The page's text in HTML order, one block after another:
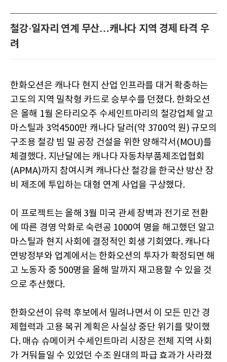
철강·일자리 연계 무산…캐나다 지역 경제 타격 우
려
한화오션은 캐나다 현지 산업 인프라를 대거 확충하는
고도의 지역 밀착형 카드로 승부수를 던졌다. 한화오션
은 올해 1월 온타리오주 수세인트마리의 철강업체 알고
마스틸과 3억4500만 캐나다 달러(약 3700억 원) 규모의
구조용 철강 빔 밀 공장 건설을 위한 양해각서(MOU)를
체결했다. 지난달에는 캐나다 자동차부품제조업협회
(APMA)까지 참여시켜 캐나다산 철강을 한국산 방산 장
비 제조에 투입하는 대형 연계 사업을 구상했다.
이 프로젝트는 올해 3월 미국 관세 장벽과 전기로 전환
에 따른 경영 악화로 숙련공 1000여 명을 해고했던 알고
마스틸과 현지 사회에 결정적인 회생 기회였다. 캐나다
연방정부와 업계에서는 한화오션의 투자가 확정되면 해
고 노동자 중 500명을 올해 말까지 재고용할 수 있을 것
으로 추산했다.
한화오션이 유력 후보에서 밀려나면서 이 모든 민간 경
제협력과 고용 복귀 계획은 사실상 중단 위기를 맞이했
다. 매슈 슈메이커 수세인트마리 시장은 전체 지역 사회
가 거둬들일 수 있었던 수조 원대의 파급 효과가 사라졌